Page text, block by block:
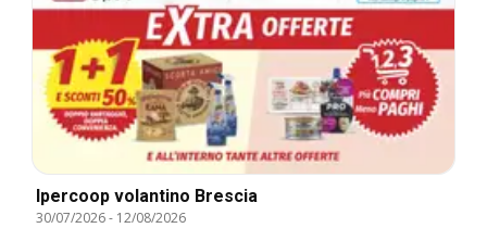
Ipercoop volantino Brescia
30/07/2026- 12/08/2026